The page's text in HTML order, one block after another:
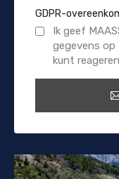
GDPR-
Ik geef
gegevens op
kunt